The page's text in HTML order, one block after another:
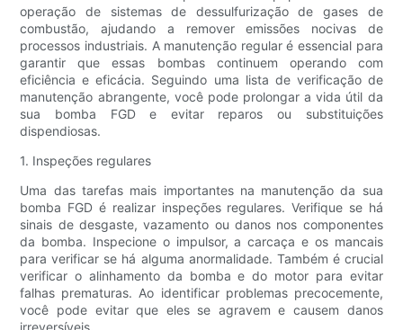
operação de sistemas de dessulfurização de gases de
combustão, ajudando a remover emissões nocivas de
processos industriais. A manutenção regular é essencial para
garantir que essas bombas continuem operando com
eficiência e eficácia. Seguindo uma lista de verificação de
manutenção abrangente, você pode prolongar a vida útil da
sua bomba FGD e evitar reparos ou substituições
dispendiosas.
1. Inspeções regulares
Uma das tarefas mais importantes na manutenção da sua
bomba FGD é realizar inspeções regulares. Verifique se há
sinais de desgaste, vazamento ou danos nos componentes
da bomba. Inspecione o impulsor, a carcaça e os mancais
para verificar se há alguma anormalidade. Também é crucial
verificar o alinhamento da bomba e do motor para evitar
falhas prematuras. Ao identificar problemas precocemente,
você pode evitar que eles se agravem e causem danos
irreversíveis.